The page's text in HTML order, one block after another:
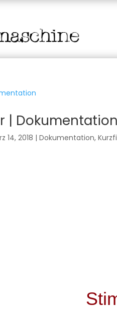
| Dokumentation
14, 2018 |Dokumentation,